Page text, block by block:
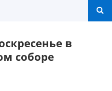
в
соборе